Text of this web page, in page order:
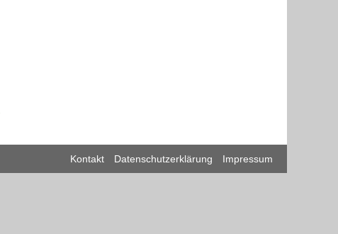
Kontakt Datenschutzerklärung Impressum